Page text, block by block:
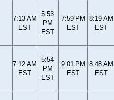
7:13 AM
EST
5:53
PM
EST
7:59 PM
EST
8:19 AM
EST
7:12 AM
EST
5:54
PM
EST
9:01 PM
EST
8:48 AM
EST